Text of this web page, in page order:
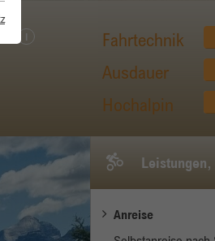
I
Fahrtechnik
Ausdauer
Hochalpin
Anreise